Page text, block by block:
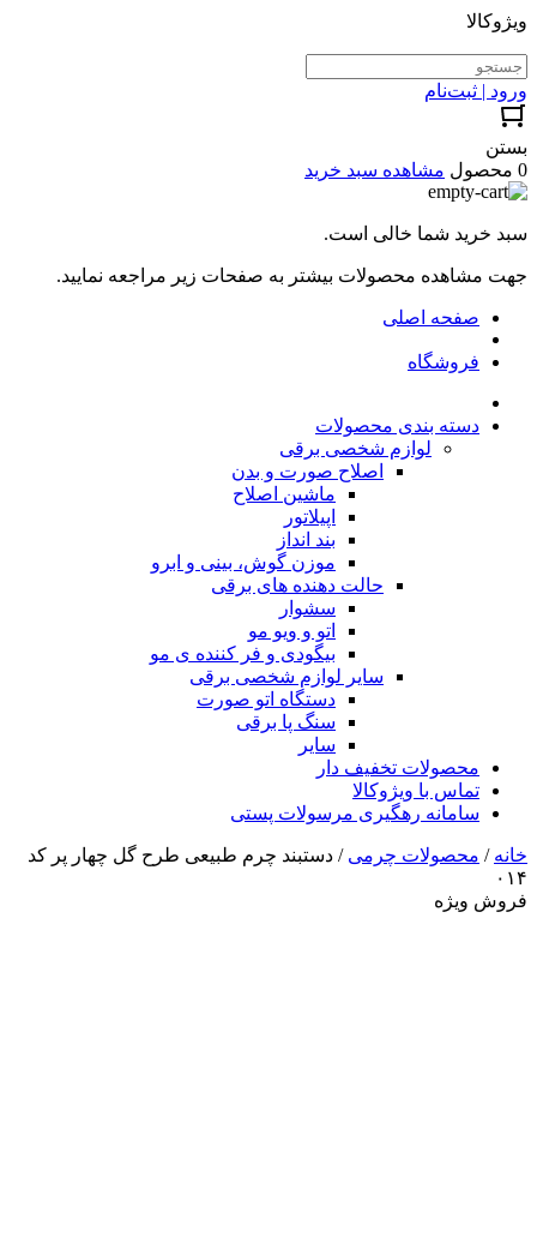
ویژوکالا
ورود | ثبت‌نام
بستن
0 محصول
مشاهده سبد خرید
سبد خرید شما خالی است.
جهت مشاهده محصولات بیشتر به صفحات زیر مراجعه نمایید.
صفحه اصلی
فروشگاه
دسته بندی محصولات
لوازم شخصی برقی
اصلاح صورت و بدن
ماشین اصلاح
اپیلاتور
بند انداز
موزن گوش، بینی و ابرو
حالت دهنده های برقی
سشوار
اتو و ویو مو
بیگودی و فر کننده ی مو
سایر لوازم شخصی برقی
دستگاه اتو صورت
سنگ پا برقی
سایر
محصولات تخفیف دار
تماس با ویژوکالا
سامانه رهگیری مرسولات پستی
خانه / محصولات چرمی / دستبند چرم طبیعی طرح گل چهار پر کد
۰۱۴
فروش ویژه